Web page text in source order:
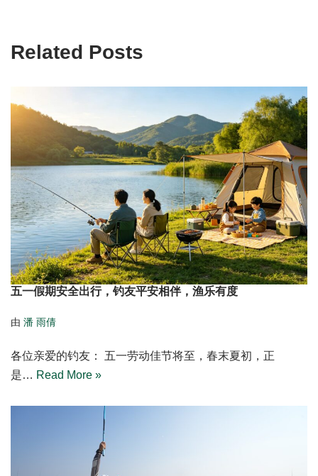
Related Posts
五一假期安全出行，钓友平安相伴，渔乐有度
由 潘 雨倩
各位亲爱的钓友： 五一劳动佳节将至，春末夏初，正
是… Read More »